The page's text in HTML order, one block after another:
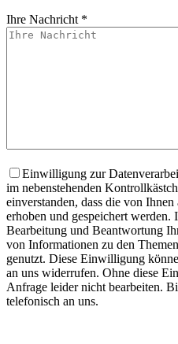
Ihre Nachricht *
Einwilligung zur
im nebenstehenden
einverstanden, dass die von
erhoben und gespeichert werden.
Bearbeitung und Beantwortung
von Informationen zu den
genutzt. Diese Einwilligung
an uns widerrufen. Ohne diese
Anfrage leider nicht bearbeiten.
telefonisch an uns.